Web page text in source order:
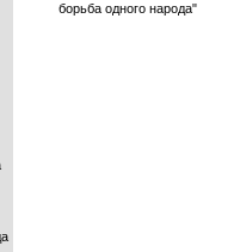
борьба одного народа"